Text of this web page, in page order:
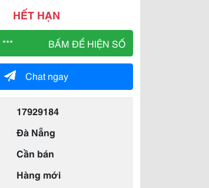
HẾT HẠN
BẤM ĐỂ HIỆN SỐ
Chat ngay
17929184
Đà Nẵng
Cần bán
Hàng mới